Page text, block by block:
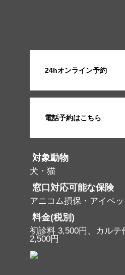
24hオンライン予約
電話予約はこちら
対象動物
犬・猫
窓口対応可能な保険
アニコム損保・アイペ
料金(税別)
初診料 3,500円、カル
2,500円